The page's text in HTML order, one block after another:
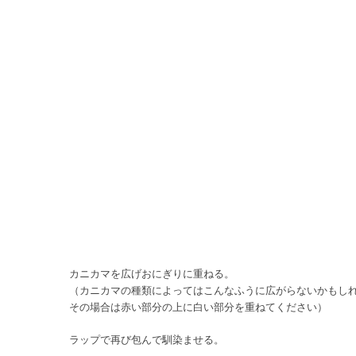
カニカマを広げおにぎりに重ねる。
（カニカマの種類によってはこんなふうに広がらないかもし
その場合は赤い部分の上に白い部分を重ねてください）
ラップで再び包んで馴染ませる。